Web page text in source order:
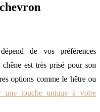
de vos préférences
est très prisé pour son
options comme le hêtre ou
une touche unique à votre